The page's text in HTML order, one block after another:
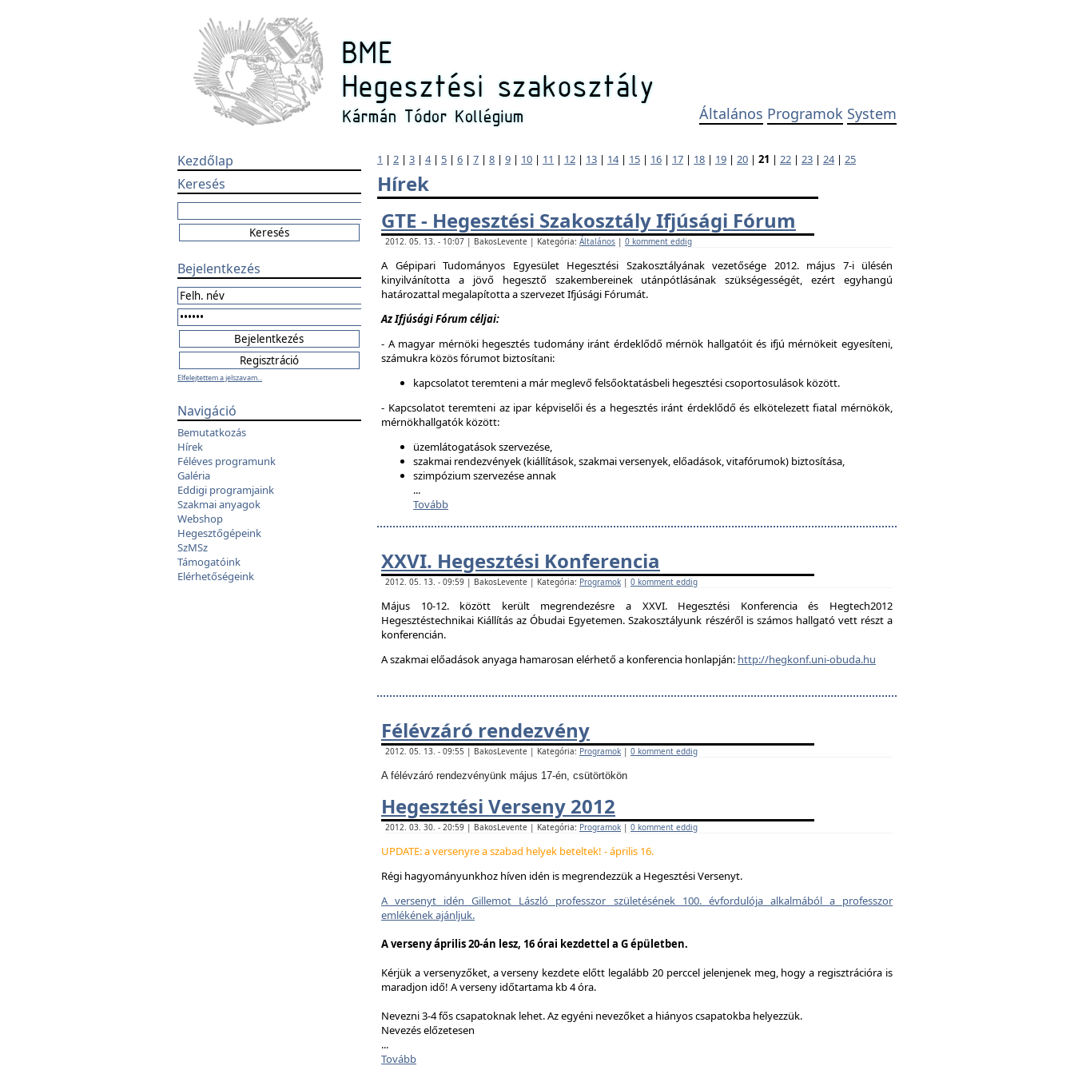
Általános Programok System
Kezdőlap
Keresés
Bejelentkezés
Elfelejtettem a jelszavam...
Navigáció
Bemutatkozás
Hírek
Féléves programunk
Galéria
Eddigi programjaink
Szakmai anyagok
Webshop
Hegesztőgépeink
SzMSz
Támogatóink
Elérhetőségeink
1 | 2 | 3 | 4| 5 | 6 | 7 | 8 | 9 | 10 | 11 | 12 | 13 | 14| 15 | 16 | 17 | 18 | 19 | 20 | 21 | 22 | 23 | 24| 25
Hírek
GTE - Hegesztési Szakosztály Ifjúsági Fórum
2012. 05. 13. - 10:07 | BakosLevente | Kategória: Általános | 0 komment eddig
A Gépipari Tudományos Egyesület Hegesztési Szakosztályának vezetősége 2012. május 7-i ülésén
kinyilvánította a jövő hegesztő szakembereinek utánpótlásának szükségességét, ezért egyhangú
határozattal megalapította a szervezet Ifjúsági Fórumát.
Az Ifjúsági Fórum céljai:
- A magyar mérnöki hegesztés tudomány iránt érdeklődő mérnök hallgatóit és ifjú mérnökeit egyesíteni,
számukra közös fórumot biztosítani:
kapcsolatot teremteni a már meglevő felsőoktatásbeli hegesztési csoportosulások között.
- Kapcsolatot teremteni az ipar képviselői és a hegesztés iránt érdeklődő és elkötelezett fiatal mérnökök,
mérnökhallgatók között:
üzemlátogatások szervezése,
szakmai rendezvények (kiállítások, szakmai versenyek, előadások, vitafórumok) biztosítása,
szimpózium szervezése annak
...
Tovább
XXVI. Hegesztési Konferencia
2012. 05. 13. - 09:59 | BakosLevente | Kategória: Programok | 0 komment eddig
Május 10-12. között került megrendezésre a XXVI. Hegesztési Konferencia és Hegtech2012
Hegesztéstechnikai Kiállítás az Óbudai Egyetemen. Szakosztályunk részéről is számos hallgató vett részt a
konferencián.
A szakmai előadások anyaga hamarosan elérhető a konferencia honlapján: http://hegkonf.uni-obuda.hu
Félévzáró rendezvény
2012. 05. 13. - 09:55 | BakosLevente | Kategória: Programok | 0 komment eddig
A félévzáró rendezvényünk május 17-én, csütörtökön
Hegesztési Verseny 2012
2012. 03. 30. - 20:59 | BakosLevente | Kategória: Programok | 0 komment eddig
UPDATE: a versenyre a szabad helyek beteltek! - április 16.
Régi hagyományunkhoz híven idén is megrendezzük a Hegesztési Versenyt.
A versenyt idén Gillemot László professzor születésének 100. évfordulója alkalmából a professzor
emlékének ajánljuk.
A verseny április 20-án lesz, 16 órai kezdettel a G épületben.
Kérjük a versenyzőket, a verseny kezdete előtt legalább 20 perccel jelenjenek meg, hogy a regisztrációra is
maradjon idő! A verseny időtartama kb 4 óra.
Nevezni 3-4 fős csapatoknak lehet. Az egyéni nevezőket a hiányos csapatokba helyezzük.
Nevezés előzetesen
...
Tovább